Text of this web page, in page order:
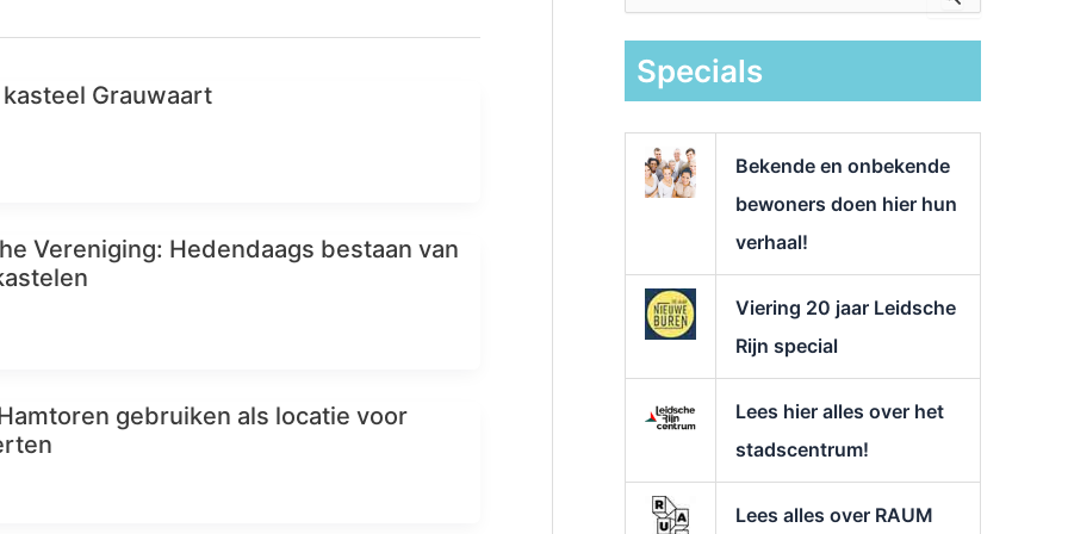
Grauwaart
Vereniging: Hedendaags bestaan van
gebruiken als locatie voor
k
Specials
Bekende en onbekende
bewoners doen hier hun
verhaal!
Viering 20 jaar Leidsche
Rijn special
Lees hier alles over het
stadscentrum!
Lees alles over RAUM